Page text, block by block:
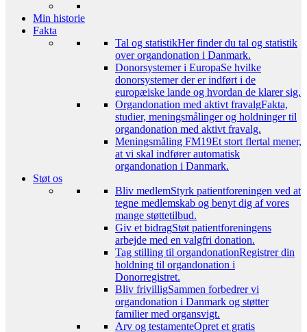
Min historie
Fakta
Tal og statistikHer finder du tal og statistik
over organdonation i Danmark.
Donorsystemer i EuropaSe hvilke
donorsystemer der er indført i de
europæiske lande og hvordan de klarer sig.
Organdonation med aktivt fravalgFakta,
studier, meningsmålinger og holdninger til
organdonation med aktivt fravalg.
Meningsmåling FM19Et stort flertal mener,
at vi skal indfører automatisk
organdonation i Danmark.
Støt os
Bliv medlemStyrk patientforeningen ved at
tegne medlemskab og benyt dig af vores
mange støttetilbud.
Giv et bidragStøt patientforeningens
arbejde med en valgfri donation.
Tag stilling til organdonationRegistrer din
holdning til organdonation i
Donorregistret.
Bliv frivilligSammen forbedrer vi
organdonation i Danmark og støtter
familier med organsvigt.
Arv og testamenteOpret et gratis